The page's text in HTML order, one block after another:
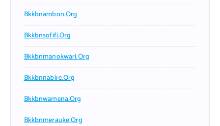
Bkkbnambon.org
Bkkbnsofifi.org
Bkkbnmanokwari.org
Bkkbnnabire.org
Bkkbnwamena.org
Bkkbnmerauke.org